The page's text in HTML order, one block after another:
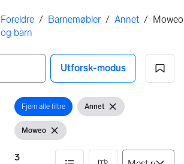
Foreldre
og barn
/ Barnemøbler / Annet / Moweo
Utforsk-modus
Åpne filter
Fjern alle filtre Vis filter
Annet Fjern filter
Vis filter
Moweo Fjern filter
3